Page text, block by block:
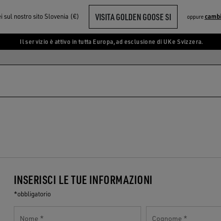
sul nostro sito Slovenia (€) VISITA GOLDEN GOOSE SI oppure
Il servizio è attivo in tutta Europa, ad esclusione di UK e Svizzera.
INSERISCI LE TUE INFORMAZIONI
*obbligatorio
Nome Cognome